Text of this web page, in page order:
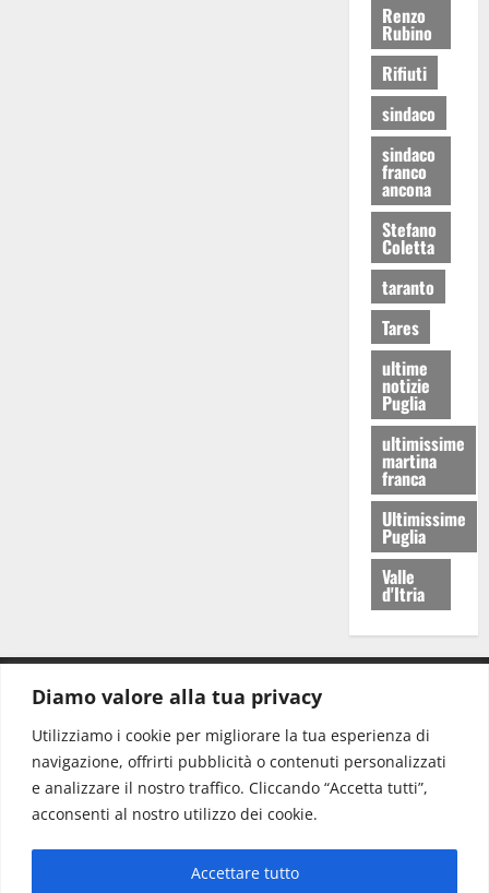
Diamo valore alla tua privacy
Utilizziamo i cookie per migliorare la tua esperienza di
navigazione, offrirti pubblicità o contenuti personalizzati
e analizzare il nostro traffico. Cliccando “Accetta tutti”,
acconsenti al nostro utilizzo dei cookie.
Accettare tutto
Renzo
Rubino
Rifiuti
sindaco
sindaco
franco
ancona
Stefano
Coletta
taranto
Tares
ultime
notizie
Puglia
ultimissime
martina
franca
Ultimissime
Puglia
Valle
d'Itria
Redazione: redazione@www.martinasera.it
Direttore:direttore@www.martinasera.it
Info & Commerciale:info@www.martinasera.it